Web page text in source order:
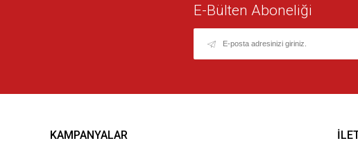
E-Bülten Aboneliği
KAMPANYALAR